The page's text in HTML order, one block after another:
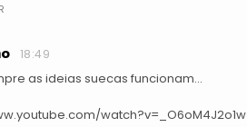
18:49
as ideias suecas funcionam...
watch?v=_O6oM4J2o1w